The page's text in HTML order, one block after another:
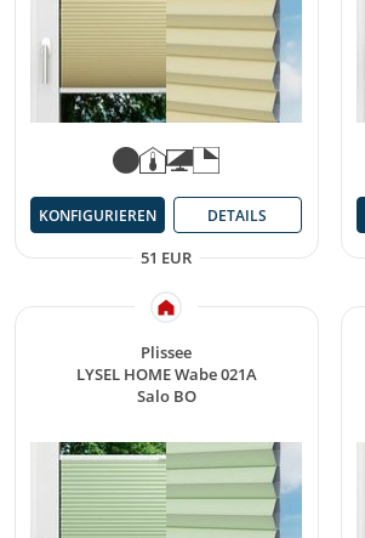
51 EUR
KONFIGURIEREN DETAILS
Plissee
LYSEL HOME Wabe 021A
Salo BO